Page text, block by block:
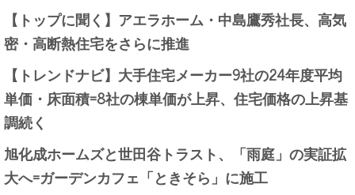
【トップに聞く】アエラホーム・中島鷹秀社長、高気
密・高断熱住宅をさらに推進
【トレンドナビ】大手住宅メーカー9社の24年度平均
単価・床面積=8社の棟単価が上昇、住宅価格の上昇基
調続く
旭化成ホームズと世田谷トラスト、「雨庭」の実証拡
大へ=ガーデンカフェ「ときそら」に施工